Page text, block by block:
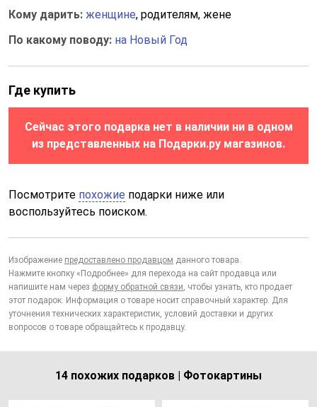
Кому дарить: женщине, родителям, жене
По какому поводу: на Новый Год
Где купить
Сейчас этого подарка нет в наличии ни в одном
из представленных на Подарки.ру магазинов.
Посмотрите похожие подарки ниже или
воспользуйтесь поиском.
Изображение предоставлено продавцом данного товара.
Нажмите кнопку «Подробнее» для перехода на сайт продавца или
напишите нам через форму обратной связи, чтобы узнать, кто продает
этот подарок. Информация о товаре носит справочный характер. Для
уточнения технических характеристик, условий доставки и других
вопросов о товаре обращайтесь к продавцу.
14 похожих подарков | Фотокартины